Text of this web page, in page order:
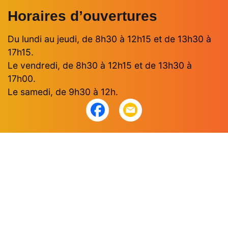
Horaires d’ouvertures
Du lundi au jeudi, de 8h30 à 12h15 et de 13h30 à
17h15.
Le vendredi, de 8h30 à 12h15 et de 13h30 à
17h00.
Le samedi, de 9h30 à 12h.